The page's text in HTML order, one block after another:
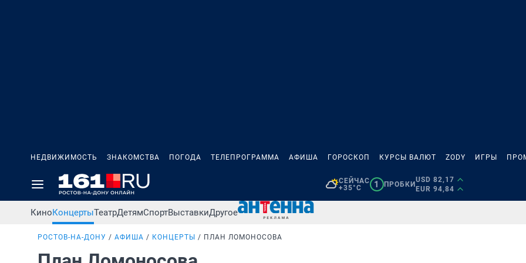
НЕДВИЖИМОСТЬ ЗНАКОМСТВА ПОГОДА ТЕЛЕПРОГРАММА АФИША ГОРОСКОП КУРСЫ ВАЛЮТ ZODY ИГРЫ
СЕЙЧАС
+35°C
1 ПРОБКИ
USD 82,17
EUR 94,84
КиноКонцертыТеатрДетямСпортВыставкиДругое
РОСТОВ-НА-ДОНУ АФИША КОНЦЕРТЫ ПЛАН ЛОМОНОСОВА